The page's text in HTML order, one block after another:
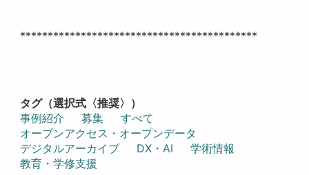
*******************************************
タグ（選択式〈推奨〉）
事例紹介
募集
すべて
オープンアクセス・オープンデータ
デジタルアーカイブ
DX・AI
学術情報
教育・学修支援